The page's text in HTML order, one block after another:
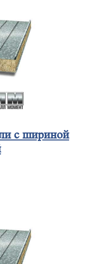
с шириной